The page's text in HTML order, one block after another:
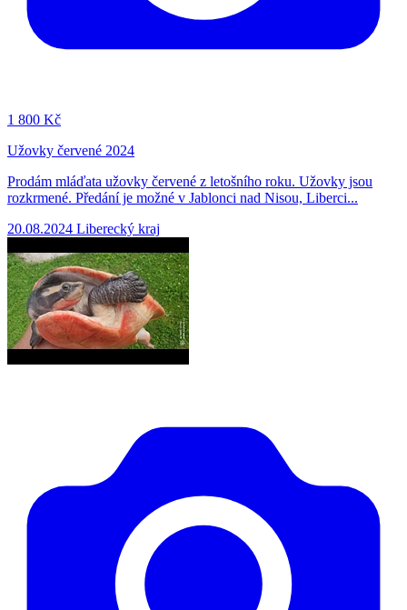
1 800 Kč
Užovky červené 2024
Prodám mláďata užovky červené z letošního roku. Užovky jsou
rozkrmené. Předání je možné v Jablonci nad Nisou, Liberci...
20.08.2024 Liberecký kraj